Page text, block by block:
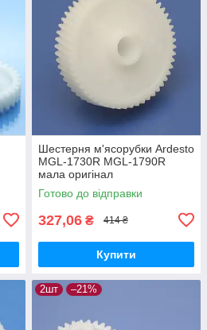
Шестерня м'ясорубки Ardesto
MGL-1730R MGL-1790R
мала оригінал
Готово до відправки
327,06 ₴ 414 ₴
Купити
2шт –21%